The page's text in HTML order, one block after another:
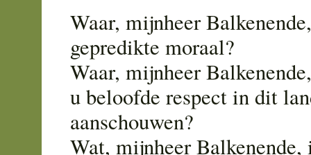
Waar, mijnheer
gepredikte moraal?
Waar, mijnheer
u beloofde respect in dit
aanschouwen?
Wat, mijnheer